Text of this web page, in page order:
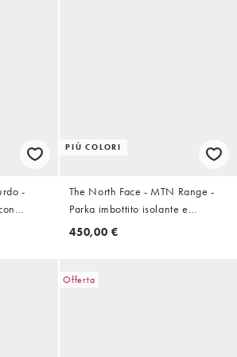
-
PIÙ COLORI
The North Face - MTN Range -
Parka imbottito isolante e
impermeabile nero con
450,00 €
Offerta